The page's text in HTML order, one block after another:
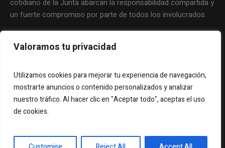
Valoramos tu privacidad
Utilizamos cookies para mejorar tu experiencia de navegación,
mostrarte anuncios o contenido personalizados y analizar
nuestro tráfico. Al hacer clic en "Aceptar todo", aceptas el uso
de cookies.
cotidiano de la Junta abarcan la responsabilidad compartida y
un fuerte compromiso por parte de todos los involucrados.
Copyright © 2012 Representación de Latinoamérica y el